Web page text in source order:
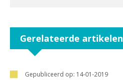
Gerelateerde artikelen
Gepubliceerd op: 14-01-2019